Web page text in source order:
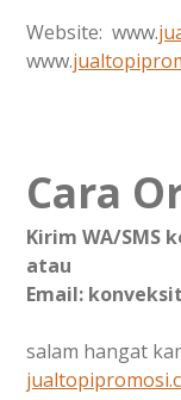
Website: www.
www.
Cara
Kirim WA/SMS
atau
Email:
salam hangat